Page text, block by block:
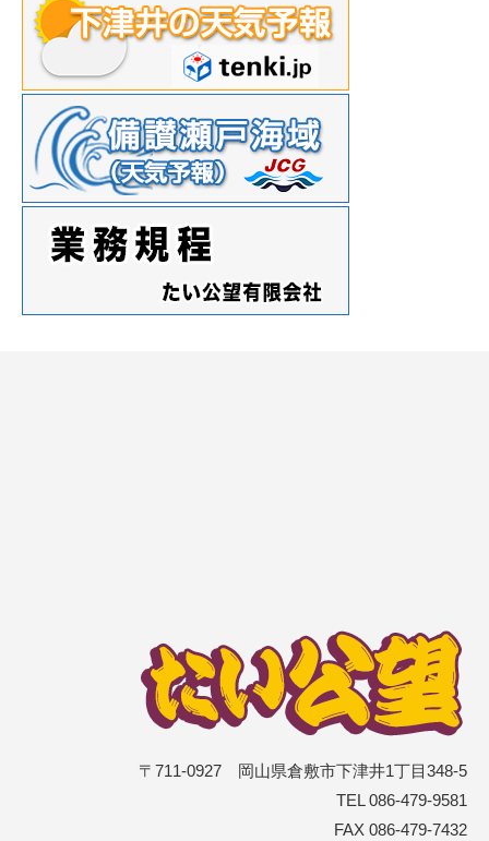
〒711-0927 岡山県倉敷市下津井1丁目348-5
TEL 086-479-9581
FAX 086-479-7432